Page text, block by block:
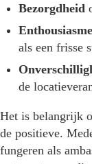
Bezorgdheid
Enthousiasme
als een frisse
de
Het is belangrijk
de positieve.
fungeren als